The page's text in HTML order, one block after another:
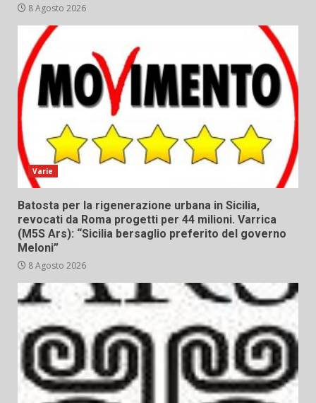
8 Agosto 2026
Varie
Batosta per la rigenerazione urbana in Sicilia,
revocati da Roma progetti per 44 milioni. Varrica
(M5S Ars): “Sicilia bersaglio preferito del governo
Meloni”
8 Agosto 2026